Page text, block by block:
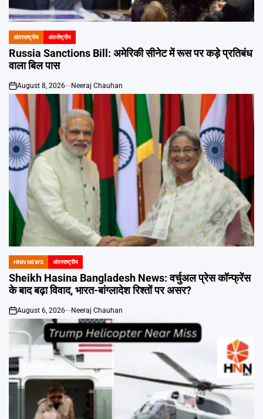
POSTED
IN
अंतरराष्ट्रीय अंतर्राष्ट्रीय
Russia Sanctions Bill: अमेरिकी सीनेट में रूस पर कड़े प्रतिबंध
वाला बिल पास
on
August 8, 2026 Neeraj Chauhan
POSTED
IN
HNN NEWS अंतरराष्ट्रीय
Sheikh Hasina Bangladesh News: वर्चुअल प्रेस कॉन्फ्रेंस
के बाद बढ़ा विवाद, भारत-बांग्लादेश रिश्तों पर असर?
on
August 6, 2026 Neeraj Chauhan